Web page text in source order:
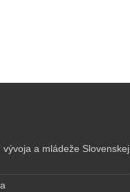
a mládeže Slovenskej